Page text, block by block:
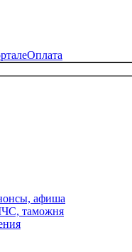
Оплата
афиша
таможня